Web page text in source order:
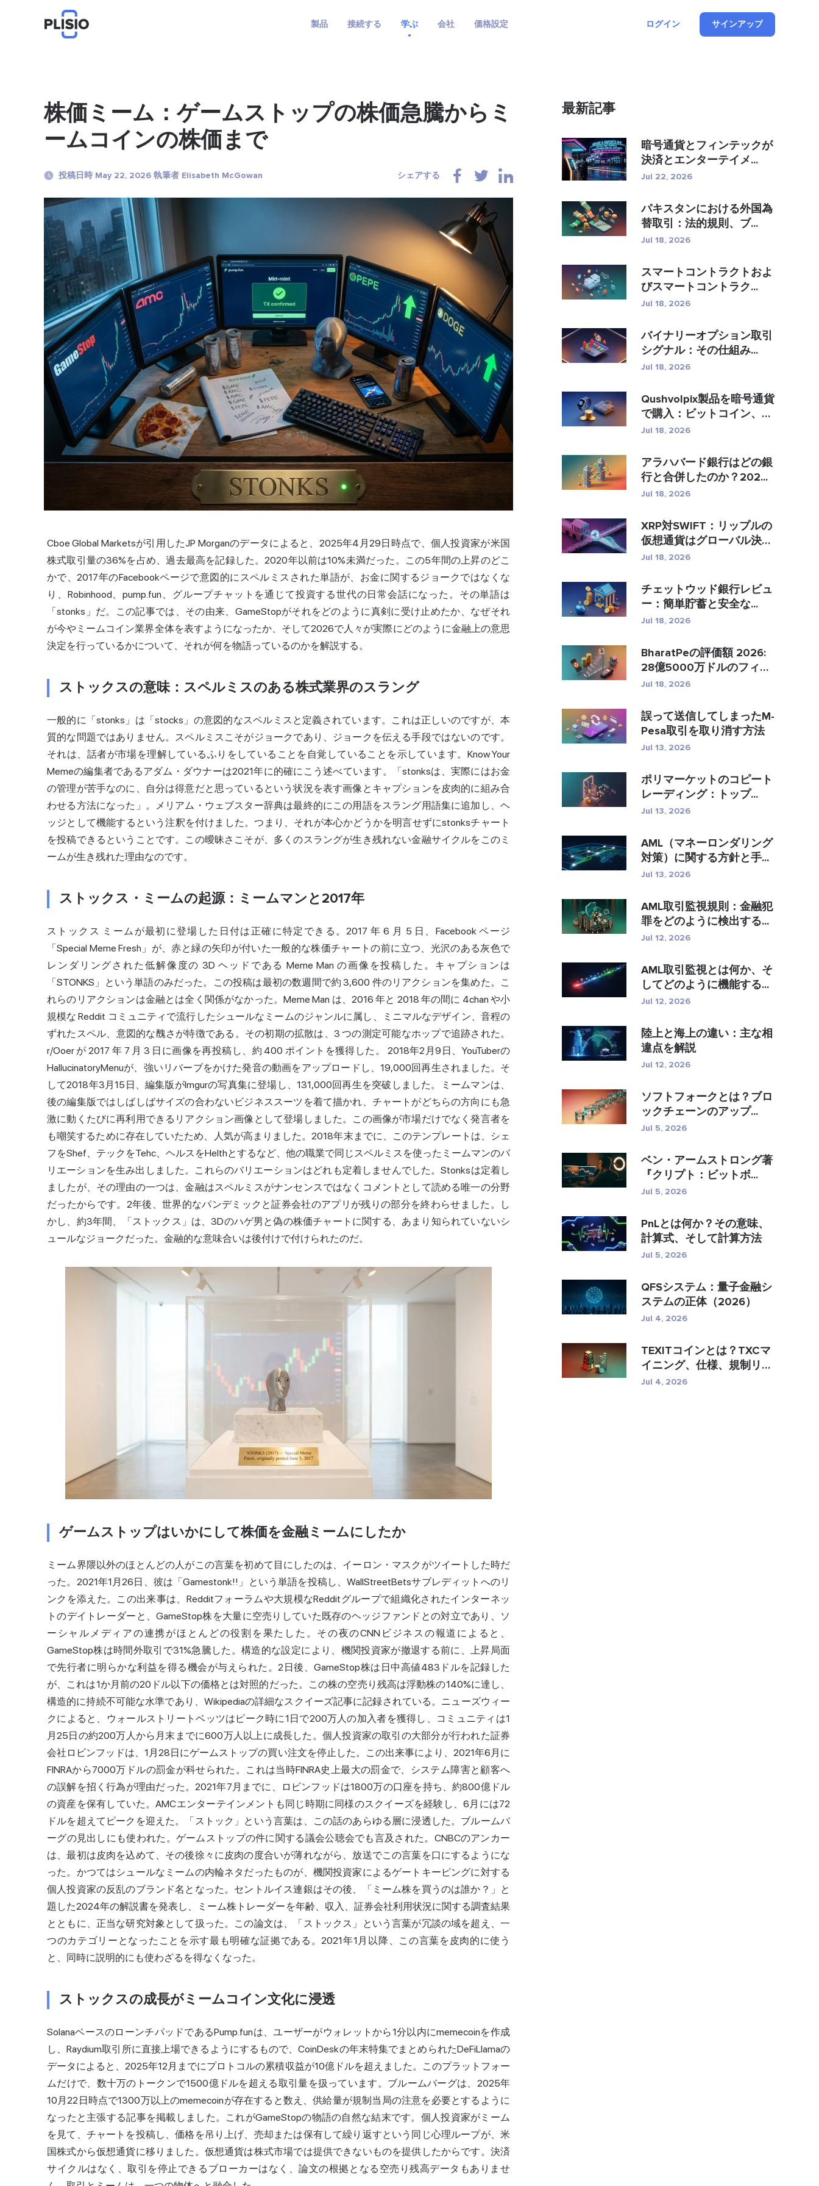
製品 接続する 学ぶ 会社 価格設定 ログイン サインアップ
株価ミーム：ゲームストップの株価急騰からミ
ームコインの株価まで
投稿日時 May 22, 2026 執筆者 Elisabeth McGowan シェアする
Cboe Global Marketsが引用したJP Morganのデータによると、2025年4月29日時点で、個人投資家が米国
株式取引量の36%を占め、過去最高を記録した。2020年以前は10%未満だった。この5年間の上昇のどこ
かで、2017年のFacebookページで意図的にスペルミスされた単語が、お金に関するジョークではなくな
り、Robinhood、pump.fun、グループチャットを通じて投資する世代の日常会話になった。その単語は
「stonks」だ。この記事では、その由来、GameStopがそれをどのように真剣に受け止めたか、なぜそれ
が今や ミームコイン業界全体を表すようになったか、そして2026で人々が実際にどのように金融上の意思
決定を行っているかについて、それが何を物語っているのかを解説する。
ストックスの意味：スペルミスのある株式業界のスラング
一般的に「stonks」は「stocks」の意図的なスペルミスと定義されています。これは正しいのですが、本
質的な問題ではありません。スペルミスこそがジョークであり、ジョークを伝える手段ではないのです。
それは、話者が市場を理解しているふりをしていることを自覚していることを示しています。Know Your
Memeの編集者であるアダム・ダウナーは2021年に的確にこう述べています。「stonksは、実際にはお金
の管理が苦手なのに、自分は得意だと思っているという状況を表す画像とキャプションを皮肉的に組み合
わせる方法になった」。メリアム・ウェブスター辞典は最終的にこの用語をスラング用語集に追加し、ヘ
ッジとして機能するという注釈を付けました。つまり、それが本心かどうかを明言せずにstonksチャート
を投稿できるということです。この曖昧さこそが、多くのスラングが生き残れない金融サイクルをこのミ
ームが生き残れた理由なのです。
ストックス・ミームの起源：ミームマンと2017年
ストックス ミームが最初に登場した日付は正確に特定できる。2017 年 6 月 5 日、Facebook ページ
「Special Meme Fresh」が、赤と緑の矢印が付いた一般的な株価チャートの前に立つ、光沢のある灰色で
レンダリングされた低解像度の 3D ヘッドである Meme Man の画像を投稿した。キャプションは
「STONKS」という単語のみだった。この投稿は最初の数週間で約 3,600 件のリアクションを集めた。こ
れらのリアクションは金融とは全く関係がなかった。Meme Man は、2016 年と 2018 年の間に 4chan や小
規模な Reddit コミュニティで流行したシュールなミームのジャンルに属し、ミニマルなデザイン、音程の
ずれたスペル、意図的な醜さが特徴である。その初期の拡散は、3 つの測定可能なホップで追跡された。
r/Ooer が 2017 年 7 月 3 日に画像を再投稿し、約 400 ポイントを獲得した。 2018年2月9日、YouTuberの
HallucinatoryMenuが、強いリバーブをかけた発音の動画をアップロードし、19,000回再生されました。そ
して2018年3月15日、編集版がImgurの写真集に登場し、131,000回再生を突破しました。ミームマンは、
後の編集版ではしばしばサイズの合わないビジネススーツを着て描かれ、チャートがどちらの方向にも急
激に動くたびに再利用できるリアクション画像として登場しました。この画像が市場だけでなく発言者を
も嘲笑するために存在していたため、人気が高まりました。2018年末までに、このテンプレートは、シェ
フをShef、テックをTehc、ヘルスをHelthとするなど、他の職業で同じスペルミスを使ったミームマンのバ
リエーションを生み出しました。これらのバリエーションはどれも定着しませんでした。Stonksは定着し
ましたが、その理由の一つは、金融はスペルミスがナンセンスではなくコメントとして読める唯一の分野
だったからです。2年後、世界的なパンデミックと証券会社のアプリが残りの部分を終わらせました。し
かし、約3年間、「ストックス」は、3Dのハゲ男と偽の株価チャートに関する、あまり知られていないシ
ュールなジョークだった。金融的な意味合いは後付けで付けられたのだ。
ゲームストップはいかにして株価を金融ミームにしたか
ミーム界隈以外のほとんどの人がこの言葉を初めて目にしたのは、イーロン・マスクがツイートした時だ
った。2021年1月26日、彼は「Gamestonk!!」という単語を投稿し、WallStreetBetsサブレディットへのリ
ンクを添えた。この出来事は、Redditフォーラムや大規模なRedditグループで組織化されたインターネッ
トのデイトレーダーと、GameStop株を大量に空売りしていた既存のヘッジファンドとの対立であり、ソ
ーシャルメディアの連携がほとんどの役割を果たした。その夜のCNNビジネスの報道によると、
GameStop株は時間外取引で31%急騰した。構造的な設定により、機関投資家が撤退する前に、上昇局面
で先行者に明らかな利益を得る機会が与えられた。2日後、GameStop株は日中高値483ドルを記録した
が、これは1か月前の20ドル以下の価格とは対照的だった。この株の空売り残高は浮動株の140%に達し、
構造的に持続不可能な水準であり、Wikipediaの詳細なスクイーズ記事に記録されている。ニューズウィー
クによると、ウォールストリートベッツはピーク時に1日で200万人の加入者を獲得し、コミュニティは1
月25日の約200万人から月末までに600万人以上に成長した。個人投資家の取引の大部分が行われた証券
会社ロビンフッドは、1月28日にゲームストップの買い注文を停止した。この出来事により、2021年6月に
FINRAから7000万ドルの罰金が科せられた。これは当時FINRA史上最大の罰金で、システム障害と顧客へ
の誤解を招く行為が理由だった。2021年7月までに、ロビンフッドは1800万の口座を持ち、約800億ドル
の資産を保有していた。AMCエンターテインメントも同じ時期に同様のスクイーズを経験し、6月には72
ドルを超えてピークを迎えた。「ストック」という言葉は、この話のあらゆる層に浸透した。ブルームバ
ーグの見出しにも使われた。ゲームストップの件に関する議会公聴会でも言及された。CNBCのアンカー
は、最初は皮肉を込めて、その後徐々に皮肉の度合いが薄れながら、放送でこの言葉を口にするようにな
った。かつてはシュールなミームの内輪ネタだったものが、機関投資家によるゲートキーピングに対する
個人投資家の反乱のブランド名となった。セントルイス連銀はその後、「 ミーム株を買うのは誰か？」と
題した2024年の解説書を発表し、ミーム株トレーダーを年齢、収入、証券会社利用状況に関する調査結果
とともに、正当な研究対象として扱った。この論文は、「ストックス」という言葉が冗談の域を超え、一
つのカテゴリーとなったことを示す最も明確な証拠である。2021年1月以降、この言葉を皮肉的に使う
と、同時に説明的にも使わざるを得なくなった。
ストックスの成長がミームコイン文化に浸透
SolanaベースのローンチパッドであるPump.funは、ユーザーがウォレットから1分以内にmemecoinを作成
し、Raydium取引所に直接上場できるようにするもので、CoinDeskの年末特集でまとめられたDeFiLlamaの
データによると、2025年12月までにプロトコルの累積収益が10億ドルを超えました。このプラットフォー
ムだけで、数十万のトークンで1500億ドルを超える取引量を扱っています。ブルームバーグは、2025年
10月22日時点で1300万以上のmemecoinが存在すると数え、供給量が規制当局の注意を必要とするように
なったと主張する記事を掲載しました。これがGameStopの物語の自然な結末です。個人投資家がミーム
を見て、チャートを投稿し、価格を吊り上げ、売却または保有して繰り返すという同じ心理ループが、米
国株式から仮想通貨に移りました。仮想通貨は株式市場では提供できないものを提供したからです。決済
サイクルはなく、取引を停止できるブローカーはなく、論文の根拠となる空売り残高データもありませ
最新記事
暗号通貨とフィンテックが
決済とエンターテイメ...
Jul 22, 2026
パキスタンにおける外国為
替取引：法的規則、ブ...
Jul 18, 2026
スマートコントラクトおよ
びスマートコントラク...
Jul 18, 2026
バイナリーオプション取引
シグナル：その仕組み...
Jul 18, 2026
Qushvolpix製品を暗号通貨
で購入：ビットコイン、
�...
Jul 18, 2026
アラハバード銀行はどの銀
行と合併したのか？202...
Jul 18, 2026
XRP対SWIFT：リップルの
仮想通貨はグローバル決済
�...
Jul 18, 2026
チェットウッド銀行レビュ
ー：簡単貯蓄と安全な...
Jul 18, 2026
BharatPeの評価額 2026:
28億5000万ドルのフィン
テック...
Jul 18, 2026
誤って送信してしまったM-
Pesa取引を取り消す方法
Jul 13, 2026
ポリマーケットのコピート
レーディング：トップ...
Jul 13, 2026
AML（マネーロンダリング
対策）に関する方針と手...
Jul 13, 2026
AML取引監視規則：金融犯
罪をどのように検出する...
Jul 12, 2026
AML取引監視とは何か、そ
してどのように機能する...
Jul 12, 2026
陸上と海上の違い：主な相
違点を解説
Jul 12, 2026
ソフトフォークとは？ブロ
ックチェーンのアップ...
Jul 5, 2026
ベン・アームストロング著
『クリプト：ビットボ...
Jul 5, 2026
PnLとは何か？その意味、
計算式、そして計算方法
Jul 5, 2026
QFSシステム：量子金融シ
ステムの正体（2026）
Jul 4, 2026
TEXITコインとは？TXCマ
イニング、仕様、規制リス
�...
Jul 4, 2026